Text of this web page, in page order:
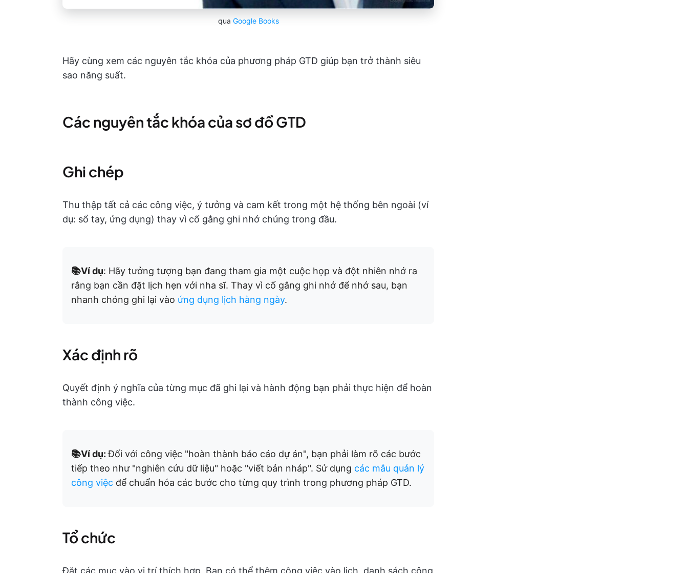
qua Google Books
Hãy cùng xem các nguyên tắc khóa của phương pháp GTD giúp bạn trở thành siêu
sao năng suất.
Các nguyên tắc khóa của sơ đồ GTD
Ghi chép
Thu thập tất cả các công việc, ý tưởng và cam kết trong một hệ thống bên ngoài (ví
dụ: sổ tay, ứng dụng) thay vì cố gắng ghi nhớ chúng trong đầu.
📚Ví dụ: Hãy tưởng tượng bạn đang tham gia một cuộc họp và đột nhiên nhớ ra
rằng bạn cần đặt lịch hẹn với nha sĩ. Thay vì cố gắng ghi nhớ để nhớ sau, bạn
nhanh chóng ghi lại vào ứng dụng lịch hàng ngày.
Xác định rõ
Quyết định ý nghĩa của từng mục đã ghi lại và hành động bạn phải thực hiện để hoàn
thành công việc.
📚Ví dụ:Đối với công việc "hoàn thành báo cáo dự án", bạn phải làm rõ các bước
tiếp theo như "nghiên cứu dữ liệu" hoặc "viết bản nháp". Sử dụng các mẫu quản lý
công việc để chuẩn hóa các bước cho từng quy trình trong phương pháp GTD.
Tổ chức
Đặt các mục vào vị trí thích hợp. Bạn có thể thêm công việc vào lịch, danh sách công